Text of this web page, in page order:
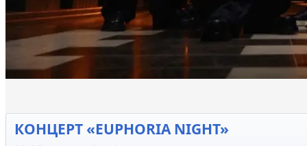
КОНЦЕРТ «EUPHORIA NIGHT»